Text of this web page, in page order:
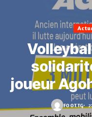
joueur
FOOT.TG